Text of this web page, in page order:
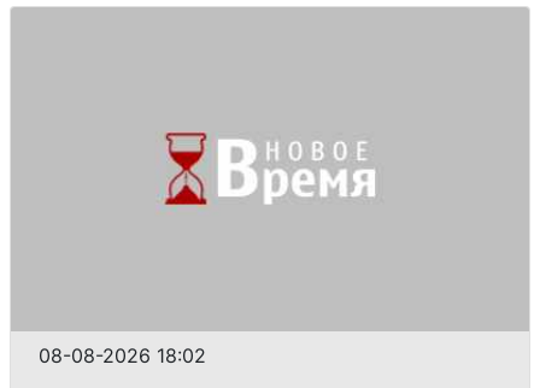
08-08-2026 18:02